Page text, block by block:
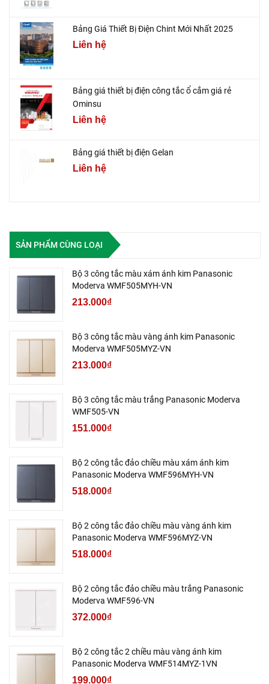
Bảng Giá Thiết Bị Điện Chint Mới Nhất 2025
Liên hệ
Bảng giá thiết bị điện công tắc ổ cắm giá rẻ
Ominsu
Liên hệ
Bảng giá thiết bị điện Gelan
Liên hệ
SẢN PHẨM CÙNG LOẠI
Bộ 3 công tắc màu xám ánh kim Panasonic
Moderva WMF505MYH-VN
213.000₫
Bộ 3 công tắc màu vàng ánh kim Panasonic
Moderva WMF505MYZ-VN
213.000₫
Bộ 3 công tắc màu trắng Panasonic Moderva
WMF505-VN
151.000₫
Bộ 2 công tắc đảo chiều màu xám ánh kim
Panasonic Moderva WMF596MYH-VN
518.000₫
Bộ 2 công tắc đảo chiều màu vàng ánh kim
Panasonic Moderva WMF596MYZ-VN
518.000₫
Bộ 2 công tắc đảo chiều màu trắng Panasonic
Moderva WMF596-VN
372.000₫
Bộ 2 công tắc 2 chiều màu vàng ánh kim
Panasonic Moderva WMF514MYZ-1VN
199.000₫